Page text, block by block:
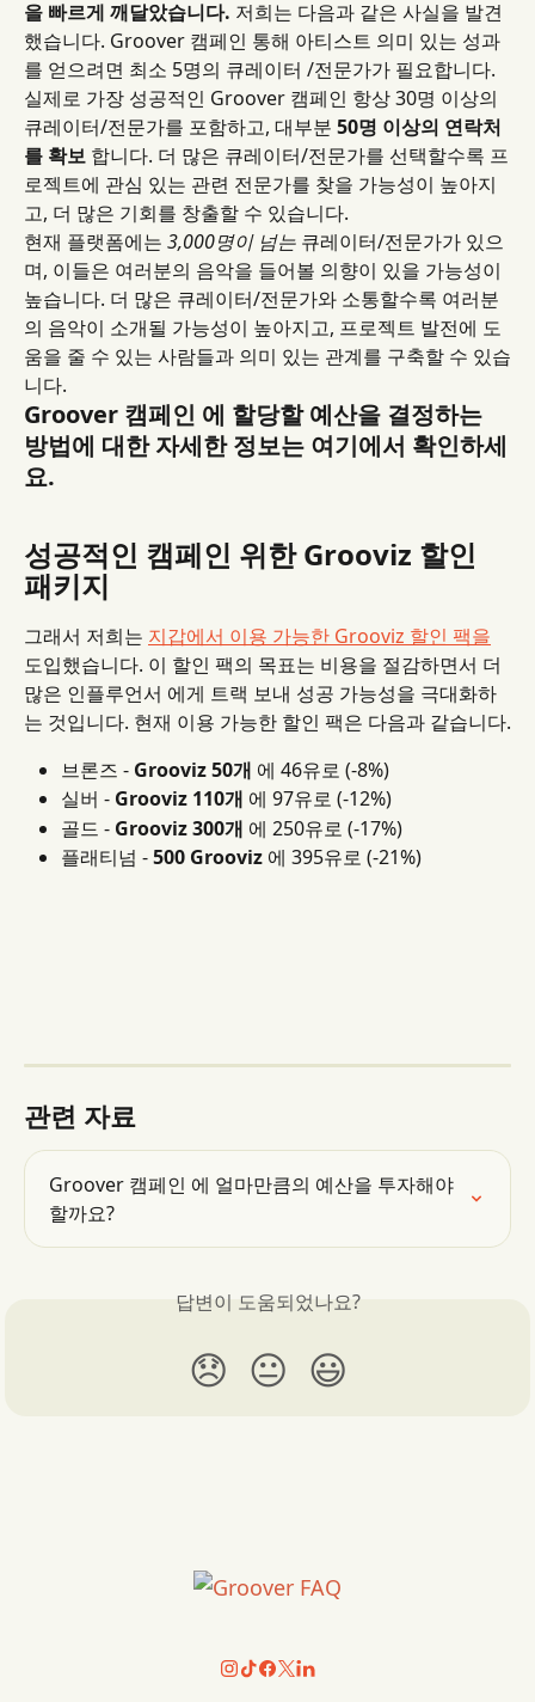
을 빠르게 깨달았습니다. 저희는 다음과 같은 사실을 발견
했습니다. Groover 캠페인 통해 아티스트 의미 있는 성과
를 얻으려면 최소 5명의 큐레이터 /전문가가 필요합니다.
실제로 가장 성공적인 Groover 캠페인 항상 30명 이상의
큐레이터/전문가를 포함하고, 대부분 50명 이상의 연락처
를 확보 합니다. 더 많은 큐레이터/전문가를 선택할수록 프
로젝트에 관심 있는 관련 전문가를 찾을 가능성이 높아지
고, 더 많은 기회를 창출할 수 있습니다.
현재 플랫폼에는 3,000명이 넘는 큐레이터/전문가가 있으
며, 이들은 여러분의 음악을 들어볼 의향이 있을 가능성이
높습니다. 더 많은 큐레이터/전문가와 소통할수록 여러분
의 음악이 소개될 가능성이 높아지고, 프로젝트 발전에 도
움을 줄 수 있는 사람들과 의미 있는 관계를 구축할 수 있습
니다.
Groover 캠페인 에 할당할 예산을 결정하는
방법에 대한 자세한 정보는 여기에서 확인하세
요.
성공적인 캠페인 위한 Grooviz 할인
패키지
그래서 저희는 지갑에서 이용 가능한 Grooviz 할인 팩을
도입했습니다. 이 할인 팩의 목표는 비용을 절감하면서 더
많은 인플루언서 에게 트랙 보내 성공 가능성을 극대화하
는 것입니다. 현재 이용 가능한 할인 팩은 다음과 같습니다.
브론즈 - Grooviz 50개 에 46유로 (-8%)
실버 - Grooviz 110개 에 97유로 (-12%)
골드 - Grooviz 300개 에 250유로 (-17%)
플래티넘 - 500 Grooviz 에 395유로 (-21%)
관련 자료
Groover 캠페인 에 얼마만큼의 예산을 투자해야
할까요?
답변이 도움되었나요?
😞 😐 😃